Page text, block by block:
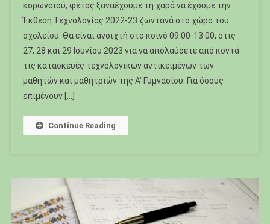
κορωνοϊού, φέτος ξαναέχουμε τη χαρά να έχουμε την
Έκθεση Τεχνολογίας 2022-23 ζωντανά στο χώρο του
σχολείου. Θα είναι ανοιχτή στο κοινό 09.00-13.00, στις
27, 28 και 29 Ιουνίου 2023 για να απολαύσετε από κοντά
τις κατασκευές τεχνολογικών αντικειμένων των
μαθητών και μαθητριών της Α’ Γυμνασίου. Για όσους
επιμένουν […]
Continue Reading